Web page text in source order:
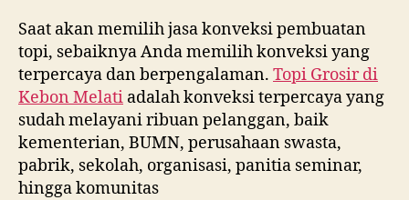
6854
Saat akan memilih jasa konveksi pembuatan
topi, sebaiknya Anda memilih konveksi yang
terpercaya dan berpengalaman. Topi Grosir di
Kebon Melati adalah konveksi terpercaya yang
sudah melayani ribuan pelanggan, baik
kementerian, BUMN, perusahaan swasta,
pabrik, sekolah, organisasi, panitia seminar,
hingga komunitas